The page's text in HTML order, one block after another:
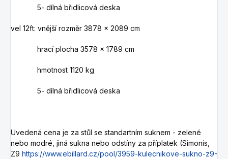
5- dílná břidlicová deska
vel 12ft: vnější rozměr 3878 x 2089 cm
hrací plocha 3578 x 1789 cm
hmotnost 1120 kg
5- dílná břidlicová deska
Uvedená cena je za stůl se standartním suknem - zelené
nebo modré, jiná sukna nebo odstíny za příplatek (Simonis,
Z9 https://www.ebillard.cz/pool/3959-kulecnikove-sukno-z9-